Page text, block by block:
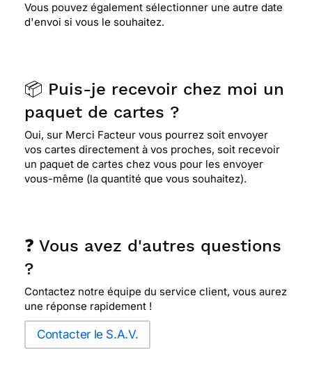
Vous pouvez également sélectionner une autre date
d'envoi si vous le souhaitez.
📦 Puis-je recevoir chez moi un
paquet de cartes ?
Oui, sur Merci Facteur vous pourrez soit envoyer
vos cartes directement à vos proches, soit recevoir
un paquet de cartes chez vous pour les envoyer
vous-même (la quantité que vous souhaitez).
❓ Vous avez d'autres questions
?
Contactez notre équipe du service client, vous aurez
une réponse rapidement !
Contacter le S.A.V.